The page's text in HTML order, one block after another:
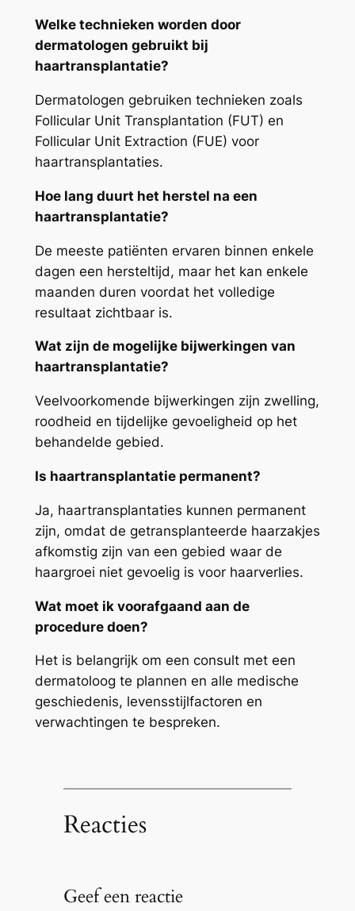
Welke technieken worden door
dermatologen gebruikt bij
haartransplantatie?
Dermatologen gebruiken technieken zoals
Follicular Unit Transplantation (FUT) en
Follicular Unit Extraction (FUE) voor
haartransplantaties.
Hoe lang duurt het herstel na een
haartransplantatie?
De meeste patiënten ervaren binnen enkele
dagen een hersteltijd, maar het kan enkele
maanden duren voordat het volledige
resultaat zichtbaar is.
Wat zijn de mogelijke bijwerkingen van
haartransplantatie?
Veelvoorkomende bijwerkingen zijn zwelling,
roodheid en tijdelijke gevoeligheid op het
behandelde gebied.
Is haartransplantatie permanent?
Ja, haartransplantaties kunnen permanent
zijn, omdat de getransplanteerde haarzakjes
afkomstig zijn van een gebied waar de
haargroei niet gevoelig is voor haarverlies.
Wat moet ik voorafgaand aan de
procedure doen?
Het is belangrijk om een consult met een
dermatoloog te plannen en alle medische
geschiedenis, levensstijlfactoren en
verwachtingen te bespreken.
Reacties
Geef een reactie